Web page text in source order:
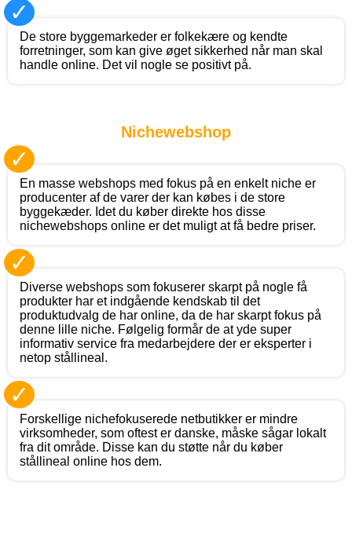
✓
De store byggemarkeder er folkekære og kendte
forretninger, som kan give øget sikkerhed når man skal
handle online. Det vil nogle se positivt på.
Nichewebshop
✓
En masse webshops med fokus på en enkelt niche er
producenter af de varer der kan købes i de store
byggekæder. Idet du køber direkte hos disse
nichewebshops online er det muligt at få bedre priser.
✓
Diverse webshops som fokuserer skarpt på nogle få
produkter har et indgående kendskab til det
produktudvalg de har online, da de har skarpt fokus på
denne lille niche. Følgelig formår de at yde super
informativ service fra medarbejdere der er eksperter i
netop stållineal.
✓
Forskellige nichefokuserede netbutikker er mindre
virksomheder, som oftest er danske, måske sågar lokalt
fra dit område. Disse kan du støtte når du køber
stållineal online hos dem.